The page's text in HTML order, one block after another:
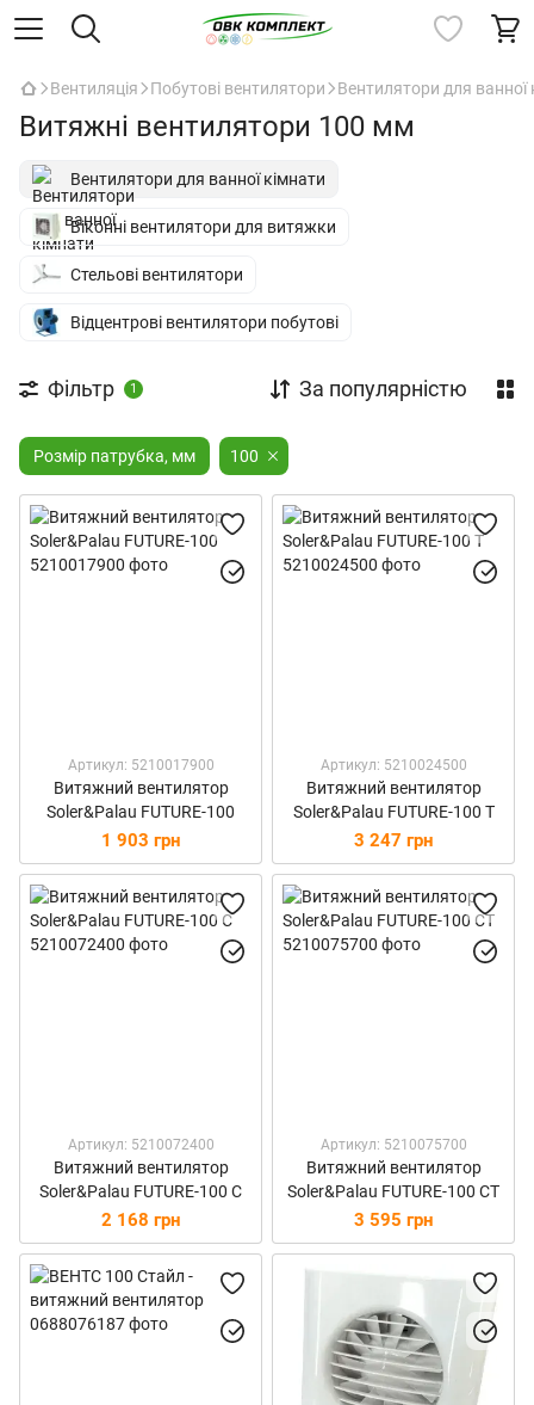
Вентиляція Побутові вентилятори Вентилятори для ванної
Витяжні вентилятори 100 мм
Вентилятори для ванної кімнати
Віконні вентилятори для витяжки
Стельові вентилятори
Відцентрові вентилятори побутові
Фільтр 1 За популярністю
Розмір патрубка, мм 100
Артикул: 5210017900
Витяжний вентилятор
Soler&Palau FUTURE-100
1 903 грн
Артикул: 5210024500
Витяжний вентилятор
Soler&Palau FUTURE-100 T
3 247 грн
Артикул: 5210072400
Витяжний вентилятор
Soler&Palau FUTURE-100 C
2 168 грн
Артикул: 5210075700
Витяжний вентилятор
Soler&Palau FUTURE-100 CT
3 595 грн